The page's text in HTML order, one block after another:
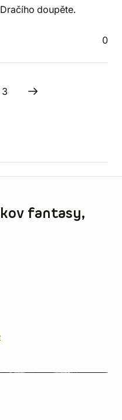
doupěte.
0
3
fantasy,